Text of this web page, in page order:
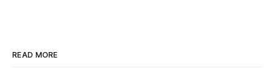
READ MORE